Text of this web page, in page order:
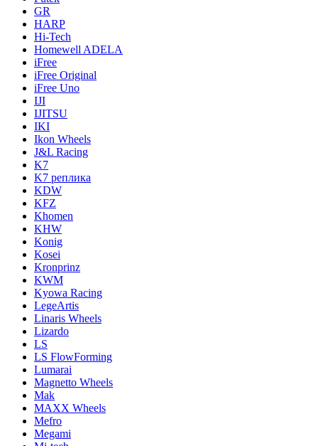
GR
HARP
Hi-Tech
Homewell ADELA
iFree
iFree Original
iFree Uno
IJI
IJITSU
IKI
Ikon Wheels
J&L Racing
K7
K7 реплика
KDW
KFZ
Khomen
KHW
Konig
Kosei
Kronprinz
KWM
Kyowa Racing
LegeArtis
Linaris Wheels
Lizardo
LS
LS FlowForming
Lumarai
Magnetto Wheels
Mak
MAXX Wheels
Mefro
Megami